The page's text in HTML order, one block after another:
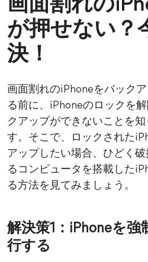
画面割れの
が押せない？
決！
画面割れのiPhoneをバック
る前に、iPhoneのロックを
クアップができないことを
す。そこで、ロックされた
アップしたい場合、ひどく
るコンピュータを搭載した
る方法を見てみましょう。
解決策1：iPhoneを
行する